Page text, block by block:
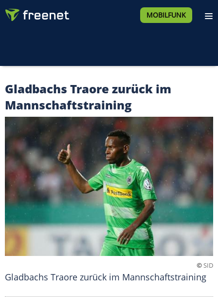
MOBILFUNK
Gladbachs Traore zurück im
Mannschaftstraining
©SID
Gladbachs Traore zurück im Mannschaftstraining